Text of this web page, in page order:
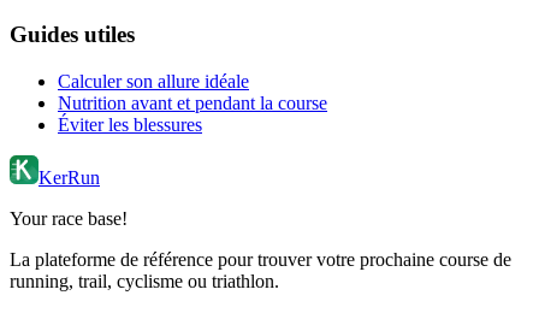
Guides utiles
Calculer son allure idéale
Nutrition avant et pendant la course
Éviter les blessures
KerRun
Your race base!
La plateforme de référence pour trouver votre prochaine course de
running, trail, cyclisme ou triathlon.